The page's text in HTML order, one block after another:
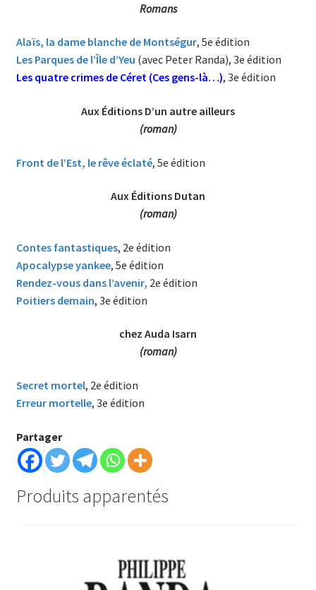
Romans
Alaïs, la dame blanche de Montségur, 5e édition
Les Parques de l’Île d’Yeu (avec Peter Randa), 3e édition
Les quatre crimes de Céret (Ces gens-là…), 3e édition
Aux Éditions D’un autre ailleurs
(roman)
Front de l’Est, le rêve éclaté, 5e édition
Aux Éditions Dutan
(roman)
Contes fantastiques, 2e édition
Apocalypse yankee, 5e édition
Rendez-vous dans l’avenir, 2e édition
Poitiers demain, 3e édition
chez Auda Isarn
(roman)
Secret mortel, 2e édition
Erreur mortelle, 3e édition
Partager
Produits apparentés